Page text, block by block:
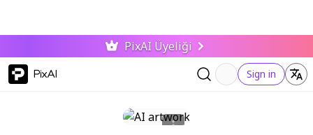
PixAI Üyeliği
PixAI Sign in